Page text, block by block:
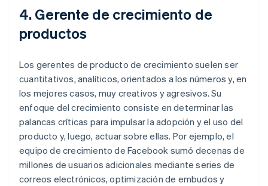
4. Gerente de crecimiento de
productos
Los gerentes de producto de crecimiento suelen ser
cuantitativos, analíticos, orientados a los números y, en
los mejores casos, muy creativos y agresivos. Su
enfoque del crecimiento consiste en determinar las
palancas críticas para impulsar la adopción y el uso del
producto y, luego, actuar sobre ellas. Por ejemplo, el
equipo de crecimiento de Facebook sumó decenas de
millones de usuarios adicionales mediante series de
correos electrónicos, optimización de embudos y